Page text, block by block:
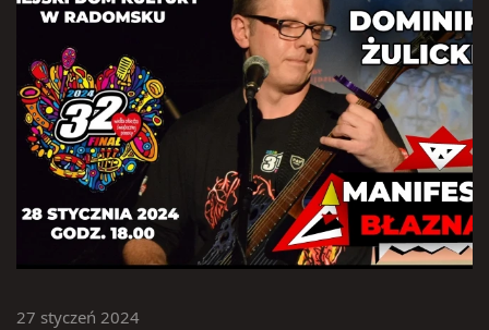
27 styczeń 2024